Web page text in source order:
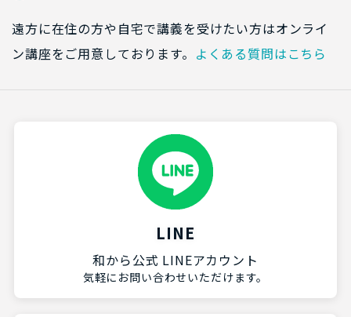
遠方に在住の方や自宅で講義を受けたい方はオンライ
ン講座をご用意しております。 よくある質問はこちら
LINE
和から公式 LINEアカウント
気軽にお問い合わせいただけます。